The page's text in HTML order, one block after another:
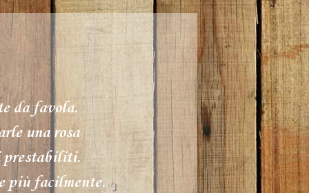
da favola.
una rosa
prestabiliti.
più facilmente.